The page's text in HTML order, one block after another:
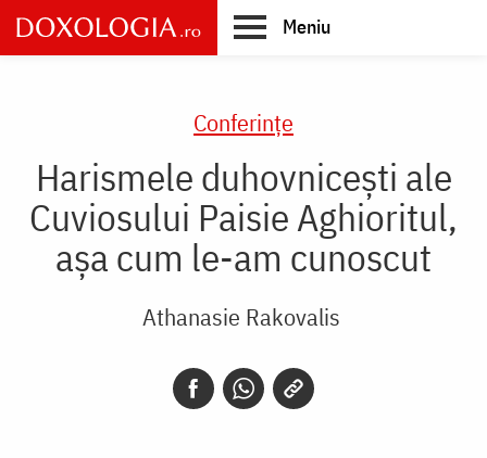
Skip
to
main
Meniu
Conferințe
Harismele duhovnicești ale
Cuviosului Paisie Aghioritul,
așa cum le-am cunoscut
Athanasie Rakovalis